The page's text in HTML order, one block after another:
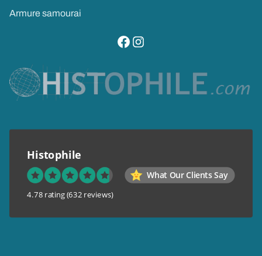
Armure samourai
visitez notre page facebook
suivez notre compte instagram
Histophile
What Our Clients Say
4.78 rating (632 reviews)